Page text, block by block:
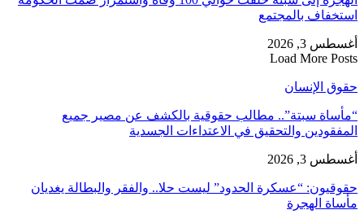
استخفاف بالمجتمع
أغسطس 3, 2026
Load More Posts
حقوق الإنسان
“مأساة سبتة”.. مطالب حقوقية بالكشف عن مصير جميع
المفقودين والتحقيق في الاعتداءات الجسدية
أغسطس 3, 2026
حقوقيون: “عسكرة الحدود” ليست حلا.. والفقر والبطالة يغديان
مأساة الهجرة